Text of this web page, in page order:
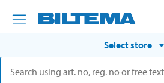
Select store